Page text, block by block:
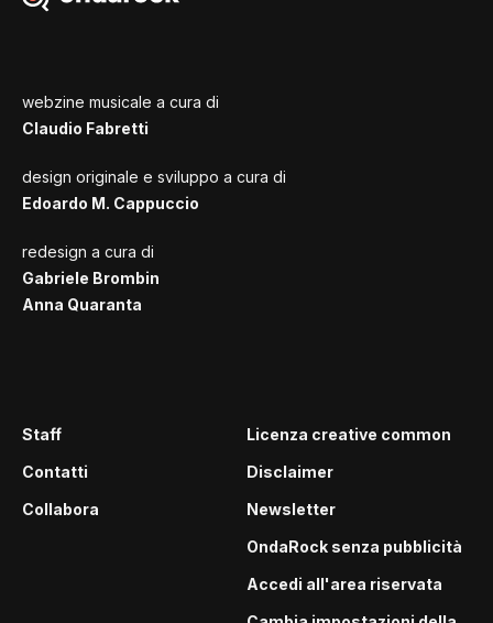
webzine musicale a cura di
Claudio Fabretti
design originale e sviluppo a cura di
Edoardo M. Cappuccio
redesign a cura di
Gabriele Brombin
Anna Quaranta
Staff
Contatti
Collabora
Licenza creative common
Disclaimer
Newsletter
OndaRock senza pubblicità
Accedi all'area riservata